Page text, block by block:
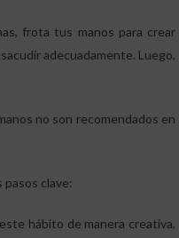
frota tus manos para crear
adecuadamente. Luego,
no son recomendados en
pasos clave:
hábito de manera creativa,